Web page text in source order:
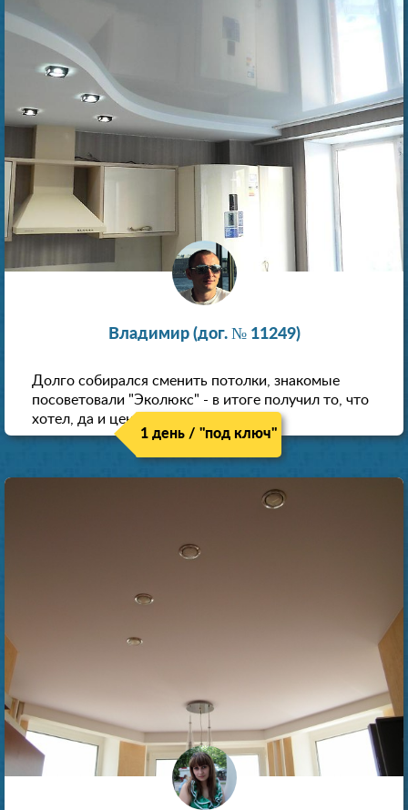
Владимир (дог. № 11249)
Долго собирался сменить потолки, знакомые
посоветовали "Эколюкс" - в итоге получил то, что
хотел, да и цена нормальная.
1 день / "под ключ"